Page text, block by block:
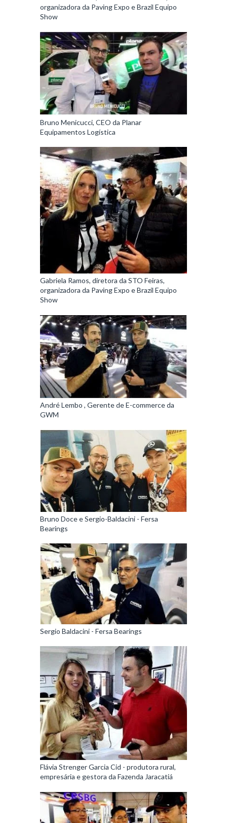
organizadora da Paving Expo e Brazil Equipo
Show
Bruno Menicucci, CEO da Planar
Equipamentos Logística
Gabriela Ramos, diretora da STO Feiras,
organizadora da Paving Expo e Brazil Equipo
Show
André Lembo , Gerente de E-commerce da
GWM
Bruno Doce e Sergio-Baldacini - Fersa
Bearings
Sergio Baldacini - Fersa Bearings
Flávia Strenger Garcia Cid - produtora rural,
empresária e gestora da Fazenda Jaracatiá